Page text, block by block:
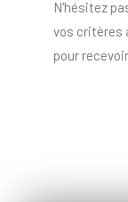
N'hésitez
vos critères
pour